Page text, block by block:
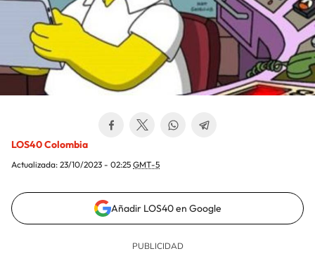
LOS40 Colombia
Actualizada: 23/10/2023 - 02:25 GMT-5
Añadir LOS40 en Google